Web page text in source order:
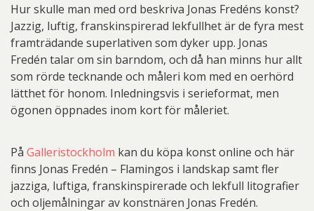
Hur skulle man med ord beskriva Jonas Fredéns konst?
Jazzig, luftig, franskinspirerad lekfullhet är de fyra mest
framträdande superlativen som dyker upp. Jonas
Fredén talar om sin barndom, och då han minns hur allt
som rörde tecknande och måleri kom med en oerhörd
lätthet för honom. Inledningsvis i serieformat, men
ögonen öppnades inom kort för måleriet.
På Galleristockholm kan du köpa konst online och här
finns Jonas Fredén – Flamingos i landskap samt fler
jazziga, luftiga, franskinspirerade och lekfull litografier
och oljemålningar av konstnären Jonas Fredén.